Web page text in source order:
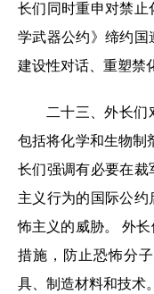
长们同时重申对禁止
学武器公约》缔约国
建设性对话、重塑禁
二十三、外长们
包括将化学和生物制
长们强调有必要在裁
主义行为的国际公
怖主义的威胁。 外
措施，防止恐怖分
具、制造材料和技术。